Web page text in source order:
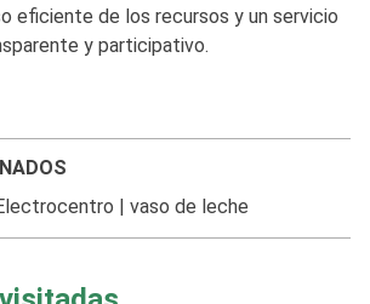
eficiente de los recursos y un servicio
y participativo.
vaso de leche